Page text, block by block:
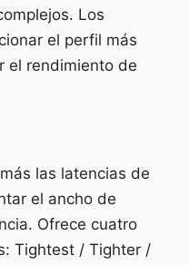
Los
el perfil más
el rendimiento de
las latencias de
el ancho de
Ofrece cuatro
Tightest / Tighter /